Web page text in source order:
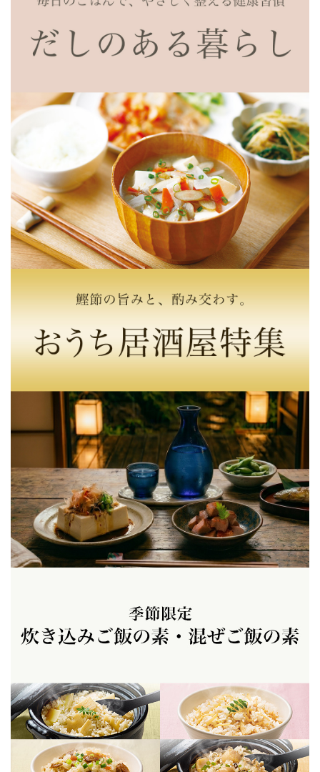
★★★
卵と豆腐は入れずに、さらにさっぱり美味しく
食べる前に小袋の鰹節も1袋